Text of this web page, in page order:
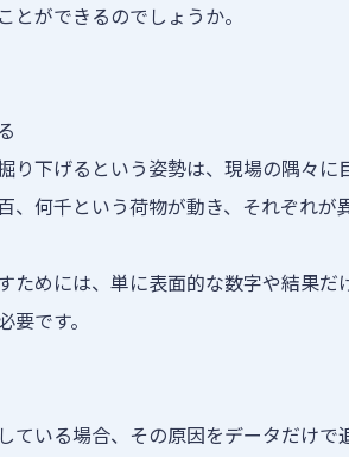
とができるのでしょうか。
り下げるという姿勢は、現場の隅々に
、何千という荷物が動き、それぞれが
ためには、単に表面的な数字や結果
です。
ている場合、その原因をデータだけで